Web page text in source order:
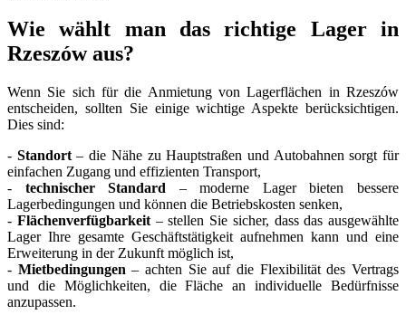
Wie wählt man das richtige Lager in
Rzeszów aus?
Wenn Sie sich für die Anmietung von Lagerflächen in Rzeszów
entscheiden, sollten Sie einige wichtige Aspekte berücksichtigen.
Dies sind:
- Standort– die Nähe zu Hauptstraßen und Autobahnen sorgt für
einfachen Zugang und effizienten Transport,
- technischer Standard – moderne Lager bieten bessere
Lagerbedingungen und können die Betriebskosten senken,
- Flächenverfügbarkeit– stellen Sie sicher, dass das ausgewählte
Lager Ihre gesamte Geschäftstätigkeit aufnehmen kann und eine
Erweiterung in der Zukunft möglich ist,
- Mietbedingungen – achten Sie auf die Flexibilität des Vertrags
und die Möglichkeiten, die Fläche an individuelle Bedürfnisse
anzupassen.